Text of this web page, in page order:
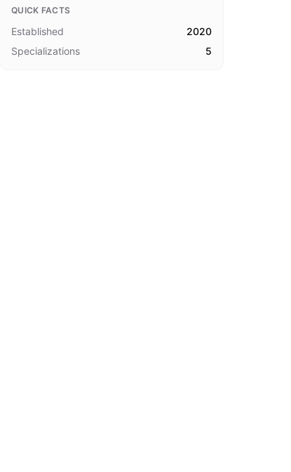
QUICK FACTS
Established
2020
Specializations
5